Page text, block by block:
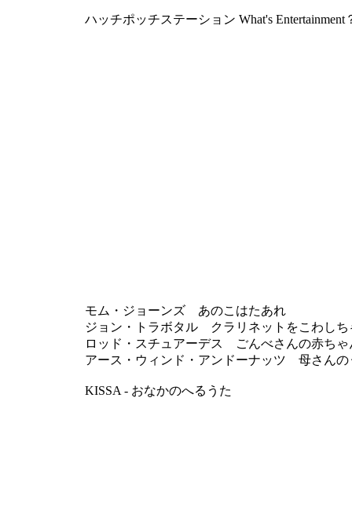
ハッチポッチステーション What's Entertainment
モム・ジョーンズ あのこはたあれ
ジョン・トラボタル クラリネットをこわしち
ロッド・スチュアーデス ごんべさんの赤ちゃ
アース・ウィンド・アンドーナッツ 母さんの
KISSA - おなかのへるうた